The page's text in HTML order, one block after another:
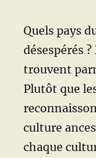
Quels pays
désespérés
trouvent
Plutôt que
culture
chaque